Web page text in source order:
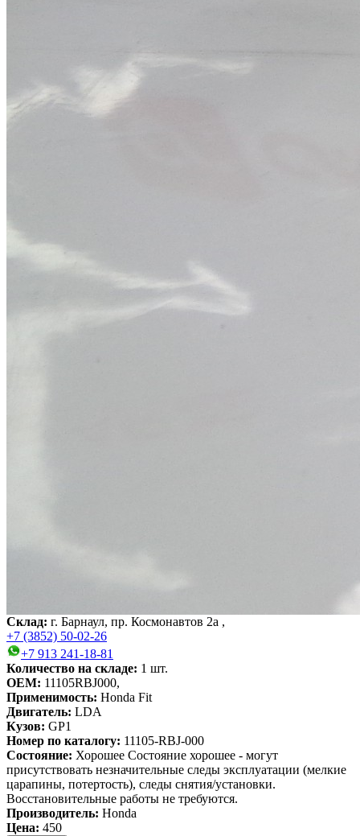
Склад: г. Барнаул, пр. Космонавтов 2а ,
+7 (3852) 50-02-26
+7 913 241-18-81
Количество на складе: 1 шт.
OEM: 11105RBJ000,
Применимость: Honda Fit
Двигатель: LDA
Кузов: GP1
Номер по каталогу: 11105-RBJ-000
Состояние: Хорошее Состояние хорошее - могут
присутствовать незначительные следы эксплуатации (мелкие
царапины, потертость), следы снятия/установки.
Восстановительные работы не требуются.
Производитель: Honda
Цена: 450